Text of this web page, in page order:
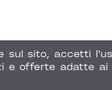
sul sito, accetti
e offerte adatte ai